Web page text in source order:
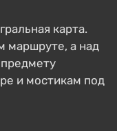
карта.
маршруте, а над
и мостикам под